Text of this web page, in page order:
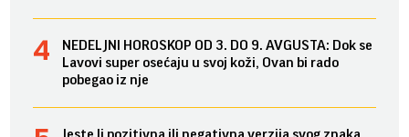
NEDELJNI HOROSKOP OD 3. DO 9. AVGUSTA: Dok se
Lavovi super osećaju u svoj koži, Ovan bi rado
pobegao iz nje